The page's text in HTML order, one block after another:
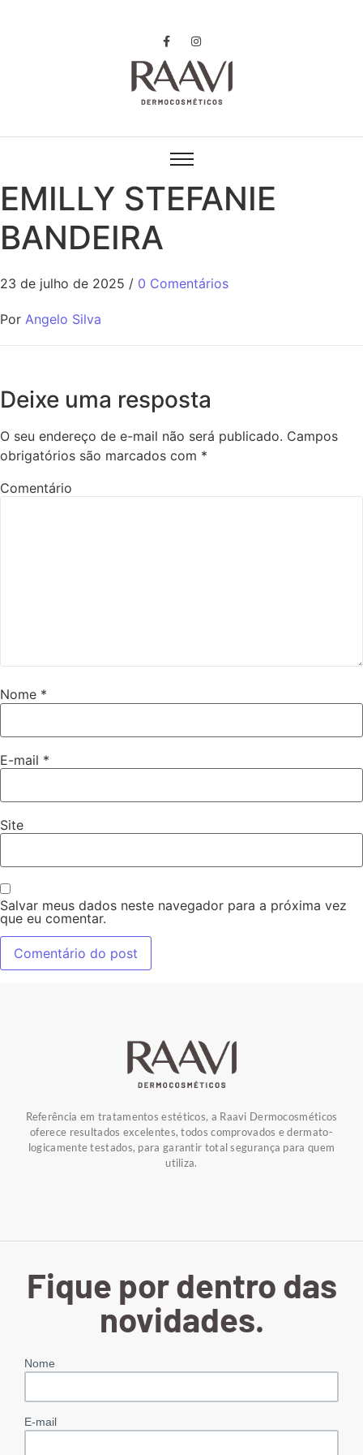
EMILLY STEFANIE
BANDEIRA
23 de julho de 2025 / 0 Comentários
Por Angelo Silva
Deixe uma resposta
O seu endereço de e-mail não será publicado. Campos
obrigatórios são marcados com *
Comentário
Nome *
E-mail *
Site
Salvar meus dados neste navegador para a próxima vez
que eu comentar.
Referência em tratamentos estéticos, a Raavi Dermocosméticos
oferece resultados excelentes, todos comprovados e dermato-
logicamente testados, para garantir total segurança para quem
utiliza.
Fique por dentro das
novidades.
Nome
E-mail